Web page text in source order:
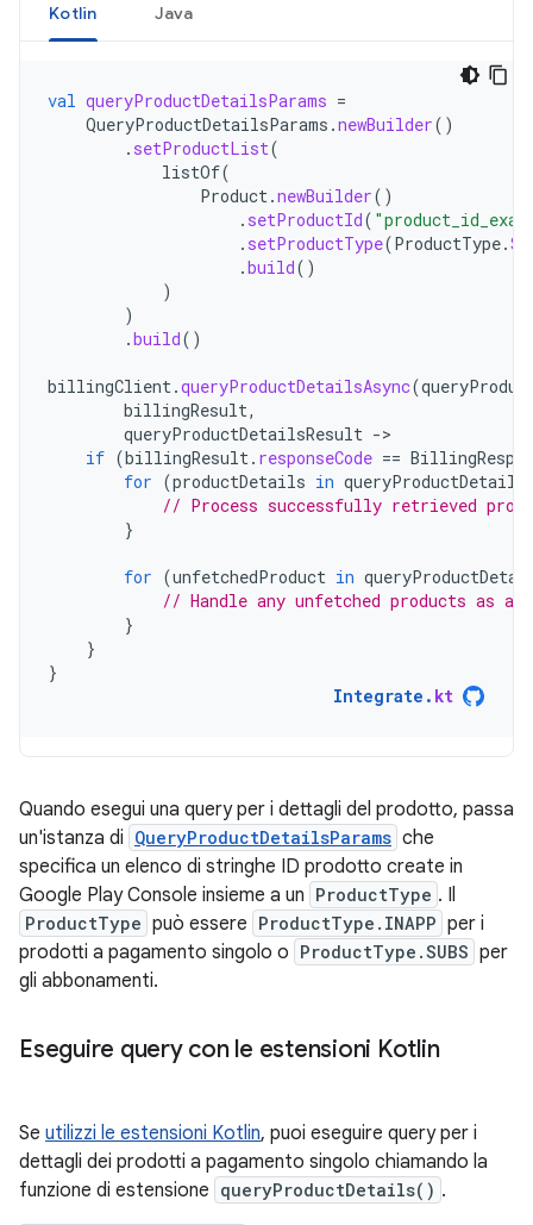
Kotlin Java
val queryProductDetailsParams =
QueryProductDetailsParams .newBuilder()
. setProductList(
listOf(
Product.newBuilder()
. setProductId(
. setProductType(ProductType.
.build()
)
)
.build()
billingClient.queryProductDetailsAsync(
billingResult,
queryProductDetailsResult -
if (billingResult. responseCode ==
for (productDetails in
// Process successfully retrieved
}
for (unfetchedProduct in
// Handle any unfetched products as
}
}
}
Integrate . kt
Quando esegui una query per i dettagli del prodotto, passa
un'istanza di QueryProductDetailsParams che
specifica un elenco di stringhe ID prodotto create in
Google Play Console insieme a un ProductType . Il
ProductType può essere ProductType.INAPP per i
prodotti a pagamento singolo o ProductType.SUBS per
gli abbonamenti.
Eseguire query con le estensioni Kotlin
Se utilizzi le estensioni Kotlin, puoi eseguire query per i
dettagli dei prodotti a pagamento singolo chiamando la
funzione di estensione queryProductDetails() .